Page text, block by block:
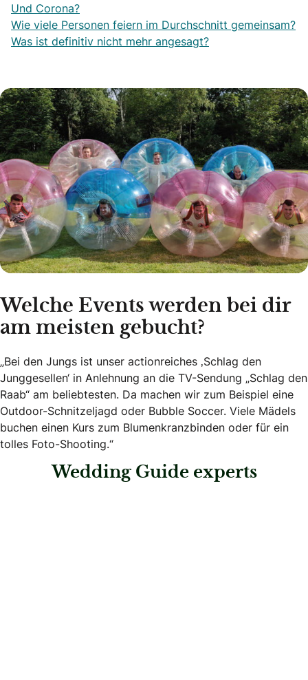
Und Corona?
Wie viele Personen feiern im Durchschnitt gemeinsam?
Was ist definitiv nicht mehr angesagt?
Welche Events werden bei dir
am meisten gebucht?
„Bei den Jungs ist unser actionreiches ‚Schlag den
Junggesellen‘ in Anlehnung an die TV-Sendung „Schlag den
Raab“ am beliebtesten. Da machen wir zum Beispiel eine
Outdoor-Schnitzeljagd oder Bubble Soccer. Viele Mädels
buchen einen Kurs zum Blumenkranzbinden oder für ein
tolles Foto-Shooting.“
Wedding Guide experts